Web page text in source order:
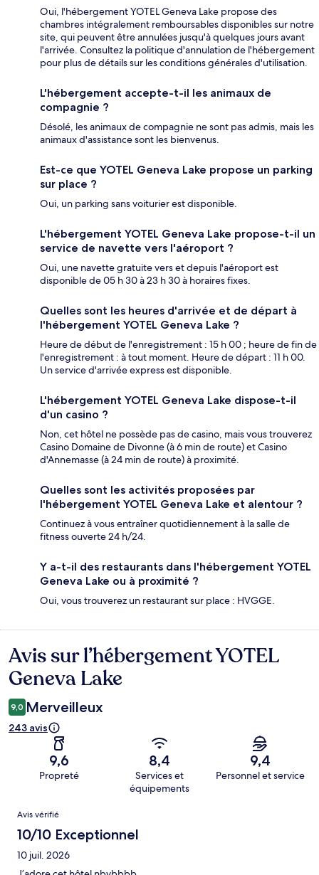
Oui, l'hébergement YOTEL Geneva Lake propose des
chambres intégralement remboursables disponibles sur notre
site, qui peuvent être annulées jusqu'à quelques jours avant
l'arrivée. Consultez la politique d'annulation de l'hébergement
pour plus de détails sur les conditions générales d'utilisation.
L'hébergement accepte-t-il les animaux de
compagnie ?
Désolé, les animaux de compagnie ne sont pas admis, mais les
animaux d'assistance sont les bienvenus.
Est-ce que YOTEL Geneva Lake propose un parking
sur place ?
Oui, un parking sans voiturier est disponible.
L'hébergement YOTEL Geneva Lake propose-t-il un
service de navette vers l'aéroport ?
Oui, une navette gratuite vers et depuis l'aéroport est
disponible de 05 h 30 à 23 h 30 à horaires fixes.
Quelles sont les heures d'arrivée et de départ à
l'hébergement YOTEL Geneva Lake ?
Heure de début de l'enregistrement : 15 h 00 ; heure de fin de
l'enregistrement : à tout moment. Heure de départ : 11 h 00.
Un service d'arrivée express est disponible.
L'hébergement YOTEL Geneva Lake dispose-t-il
d'un casino ?
Non, cet hôtel ne possède pas de casino, mais vous trouverez
Casino Domaine de Divonne (à 6 min de route) et Casino
d'Annemasse (à 24 min de route) à proximité.
Quelles sont les activités proposées par
l'hébergement YOTEL Geneva Lake et alentour ?
Continuez à vous entraîner quotidiennement à la salle de
fitness ouverte 24 h/24.
Y a-t-il des restaurants dans l'hébergement YOTEL
Geneva Lake ou à proximité ?
Oui, vous trouverez un restaurant sur place : HVGGE.
Avis
Avis sur l’hébergement YOTEL
Geneva Lake
9,0 Merveilleux
243 avis
9,6
Propreté
8,4
Services et
équipements
9,4
Personnel et service
Avis
Avis vérifié
10/10 Exceptionnel
10 juil. 2026